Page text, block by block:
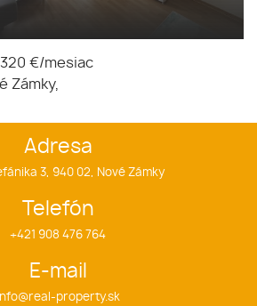
320 €/mesiac
Zámky,
Adresa
3, 940 02, Nové Zámky
Telefón
+421 908 476 764
E-mail
property.sk